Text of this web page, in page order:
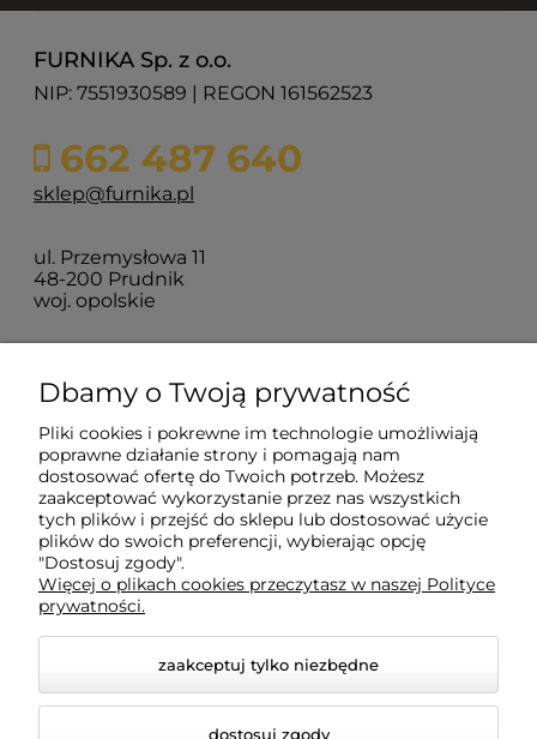
FURNIKA Sp. z o.o.
NIP: 7551930589 | REGON 161562523
662 487 640
sklep@furnika.pl
ul. Przemysłowa 11
48-200 Prudnik
woj. opolskie
Zakupy
Pomoc
Moje konto
Informacje
Dbamy o Twoją prywatność
Pliki cookies i pokrewne im technologie umożliwiają
poprawne działanie strony i pomagają nam
dostosować ofertę do Twoich potrzeb. Możesz
zaakceptować wykorzystanie przez nas wszystkich
tych plików i przejść do sklepu lub dostosować użycie
plików do swoich preferencji, wybierając opcję
"Dostosuj zgody".
Więcej o plikach cookies przeczytasz w naszej Polityce
prywatności.
zaakceptuj tylko niezbędne
dostosuj zgody